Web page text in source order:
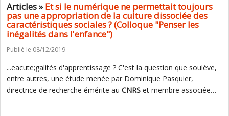
Articles »Et si le numérique ne permettait toujours
pas une appropriation de la culture dissociée des
caractéristiques sociales ? (Colloque "Penser les
inégalités dans l'enfance")
Publié le 08/12/2019
...eacute;galités d'apprentissage ? C'est la question que soulève,
entre autres, une étude menée par Dominique Pasquier,
directrice de recherche émérite au CNRS et membre associée…